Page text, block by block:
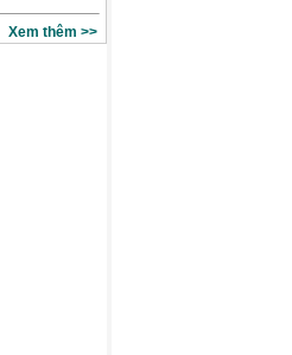
Xem thêm >>